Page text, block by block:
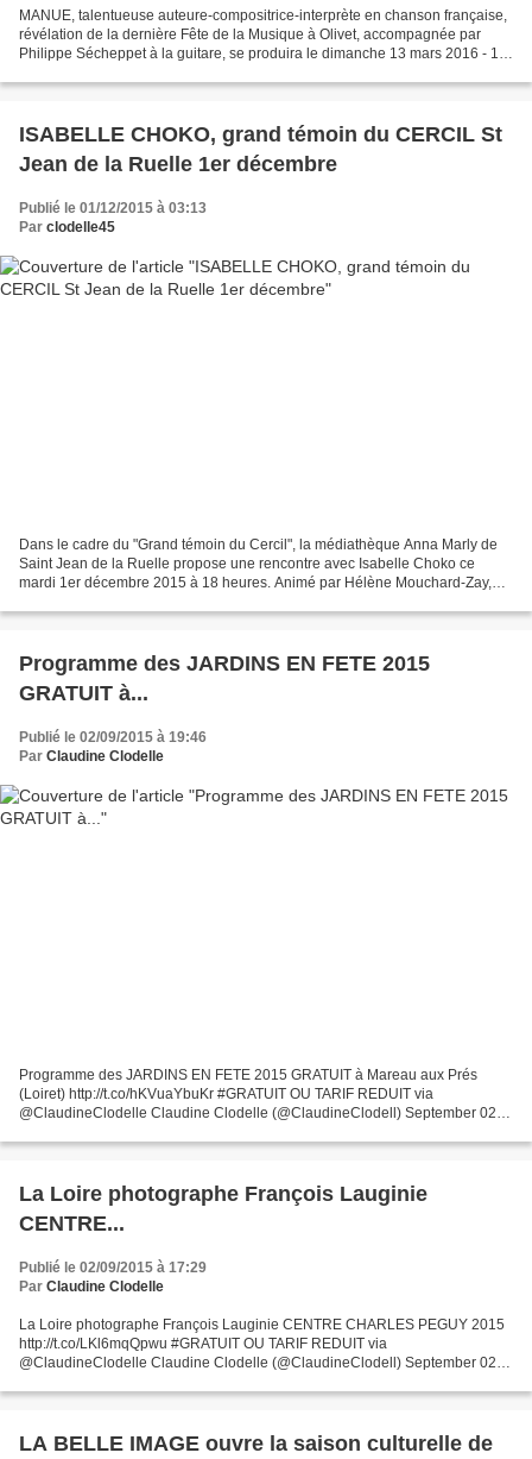
MANUE, talentueuse auteure-compositrice-interprète en chanson française,
révélation de la dernière Fête de la Musique à Olivet, accompagnée par
Philippe Sécheppet à la guitare, se produira le dimanche 13 mars 2016 - 15
ISABELLE CHOKO, grand témoin du CERCIL St
Jean de la Ruelle 1er décembre
Publié le 01/12/2015 à 03:13
Par clodelle45
Dans le cadre du "Grand témoin du Cercil", la médiathèque Anna Marly de
Saint Jean de la Ruelle propose une rencontre avec Isabelle Choko ce
mardi 1er décembre 2015 à 18 heures. Animé par Hélène Mouchard-Zay,
Programme des JARDINS EN FETE 2015
GRATUIT à...
Publié le 02/09/2015 à 19:46
Par Claudine Clodelle
Programme des JARDINS EN FETE 2015 GRATUIT à Mareau aux Prés
(Loiret) http://t.co/hKVuaYbuKr #GRATUIT OU TARIF REDUIT via
@ClaudineClodelle Claudine Clodelle (@ClaudineClodell) September 02,
La Loire photographe François Lauginie
CENTRE...
Publié le 02/09/2015 à 17:29
Par Claudine Clodelle
La Loire photographe François Lauginie CENTRE CHARLES PEGUY 2015
http://t.co/LKl6mqQpwu #GRATUIT OU TARIF REDUIT via
@ClaudineClodelle Claudine Clodelle (@ClaudineClodell) September 02,
LA BELLE IMAGE ouvre la saison culturelle de